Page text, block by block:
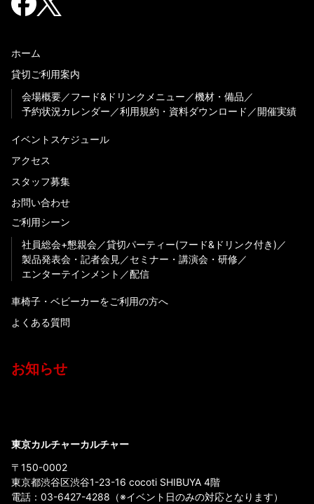
ホーム
貸切ご利用案内
会場概要
フード&ドリンクメニュー
機材・備品
予約状況カレンダー
利用規約・資料ダウンロード 開催実績
イベントスケジュール
アクセス
スタッフ募集
お問い合わせ
ご利用シーン
社員総会+懇親会
貸切パーティー(フード&ドリンク付き)
製品発表会・記者会見
セミナー・講演会・研修
エンターテインメント
配信
車椅子・ベビーカーをご利用の方へ
よくある質問
お知らせ
東京カルチャーカルチャー
〒150-0002
東京都渋谷区渋谷1-23-16 cocoti SHIBUYA 4階
電話： 03-6427-4288 （※イベント日のみの対応となります）